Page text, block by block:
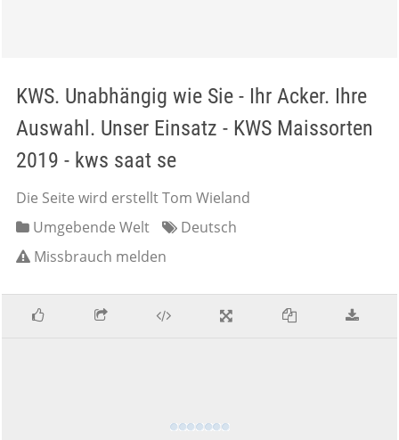
KWS. Unabhängig wie Sie - Ihr Acker. Ihre
Auswahl. Unser Einsatz - KWS Maissorten
2019 - kws saat se
Die Seite wird erstellt Tom Wieland
Umgebende Welt
Deutsch
Missbrauch melden